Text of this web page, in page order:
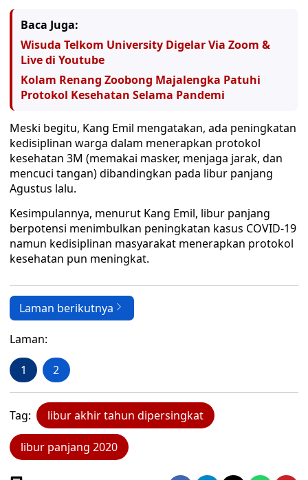
Baca Juga:
Wisuda Telkom University Digelar Via Zoom &
Live di Youtube
Kolam Renang Zoobong Majalengka Patuhi
Protokol Kesehatan Selama Pandemi
Meski begitu, Kang Emil mengatakan, ada peningkatan
kedisiplinan warga dalam menerapkan protokol
kesehatan 3M (memakai masker, menjaga jarak, dan
mencuci tangan) dibandingkan pada libur panjang
Agustus lalu.
Kesimpulannya, menurut Kang Emil, libur panjang
berpotensi menimbulkan peningkatan kasus COVID-19
namun kedisiplinan masyarakat menerapkan protokol
kesehatan pun meningkat.
Laman berikutnya
Laman:
1 2
Tag: libur akhir tahun dipersingkat
libur panjang 2020